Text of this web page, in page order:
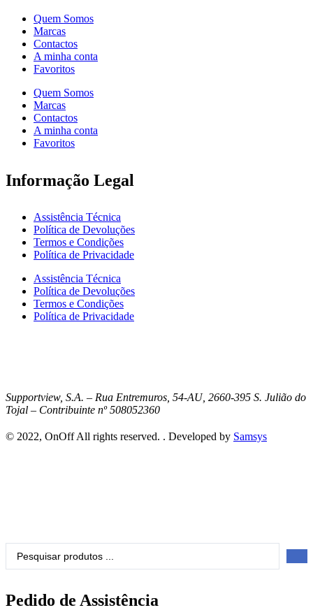
Quem Somos
Marcas
Contactos
A minha conta
Favoritos
Quem Somos
Marcas
Contactos
A minha conta
Favoritos
Informação Legal
Assistência Técnica
Política de Devoluções
Termos e Condições
Política de Privacidade
Assistência Técnica
Política de Devoluções
Termos e Condições
Política de Privacidade
Supportview, S.A. – Rua Entremuros, 54-AU, 2660-395 S. Julião do
Tojal – Contribuinte nº 508052360
© 2022, OnOff All rights reserved. . Developed by Samsys
Pedido de Assistência